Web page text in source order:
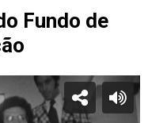
Fundo de